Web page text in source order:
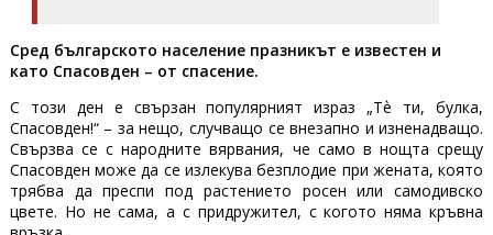
Сред българското население празникът е известен и
като Спасовден – от спасение.
С този ден е свързан популярният израз „Тѐ ти, булка,
Спасовден!“ – за нещо, случващо се внезапно и изненадващо.
Свързва се с народните вярвания, че само в нощта срещу
Спасовден може да се излекува безплодие при жената, която
трябва да преспи под растението росен или самодивско
цвете. Но не сама, а с придружител, с когото няма кръвна